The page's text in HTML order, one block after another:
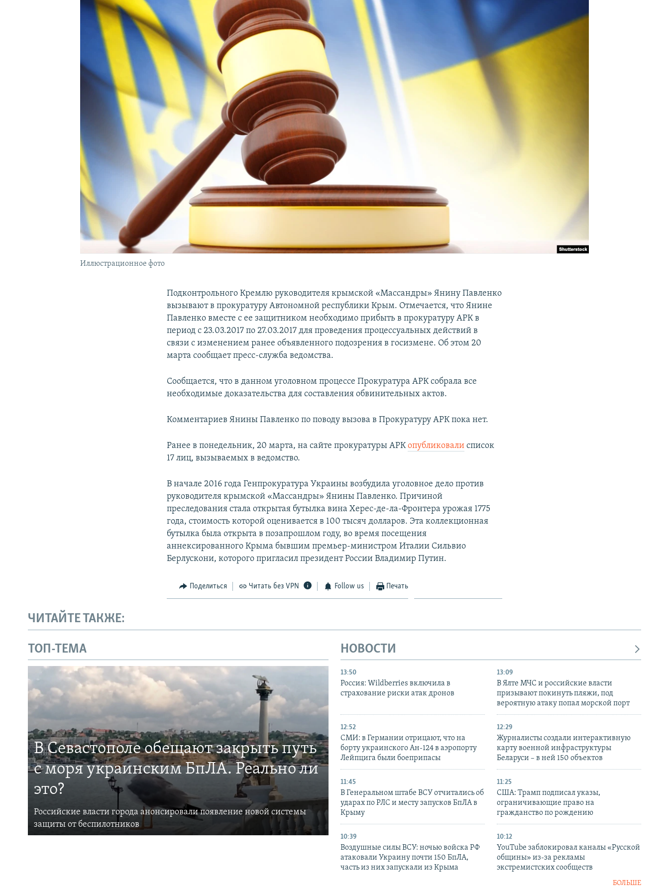
УКРАИНСКАЯ ПРОБЛЕМА КРЫМА
Иллюстрационное фото
Подконтрольного Кремлю руководителя крымской «Массандры» Янину Павленко
вызывают в прокуратуру Автономной республики Крым. Отмечается, что Янине
Павленко вместе с ее защитником необходимо прибыть в прокуратуру АРК в
период с 23.03.2017 по 27.03.2017 для проведения процессуальных действий в
связи с изменением ранее объявленного подозрения в госизмене. Об этом 20
марта сообщает пресс-служба ведомства.
Сообщается, что в данном уголовном процессе Прокуратура АРК собрала все
необходимые доказательства для составления обвинительных актов.
Комментариев Янины Павленко по поводу вызова в Прокуратуру АРК пока нет.
Ранее в понедельник, 20 марта, на сайте прокуратуры АРКопубликовали список
17 лиц, вызываемых в ведомство.
В начале 2016 года Генпрокуратура Украины возбудила уголовное дело против
руководителя крымской «Массандры» Янины Павленко. Причиной
преследования стала открытая бутылка вина Херес-де-ла-Фронтера урожая 1775
года, стоимость которой оценивается в 100 тысяч долларов. Эта коллекционная
бутылка была открыта в позапрошлом году, во время посещения
аннексированного Крыма бывшим премьер-министром Италии Сильвио
Берлускони, которого пригласил президент России Владимир Путин.
Поделиться Читать без VPN Follow us Печать
ЧИТАЙТЕ ТАКЖЕ:
ТОП-ТЕМА
В Севастополе обещают закрыть путь
с моря украинским БпЛА. Реально ли
это?
Российские власти города анонсировали появление новой системы
защиты от беспилотников
НОВОСТИ
13:50
Россия: Wildberries включила в
страхование риски атак дронов
13:09
В Ялте МЧС и российские власти
призывают покинуть пляжи, под
вероятную атаку попал морской порт
12:52
СМИ: в Германии отрицают, что на
борту украинского Ан-124 в аэропорту
Лейпцига были боеприпасы
12:29
Журналисты создали интерактивную
карту военной инфраструктуры
Беларуси – в ней 150 объектов
11:45
В Генеральном штабе ВСУ отчитались об
ударах по РЛС и месту запусков БпЛА в
Крыму
11:25
США: Трамп подписал указы,
ограничивающие право на
гражданство по рождению
10:39
Воздушные силы ВСУ: ночью войска РФ
атаковали Украину почти 150 БпЛА,
часть из них запускали из Крыма
10:12
YouTube заблокировал каналы «Русской
общины» из-за рекламы
экстремистских сообществ
БОЛЬШЕ